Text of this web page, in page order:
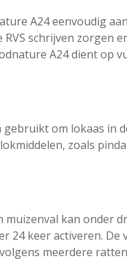
A24 eenvoudig
schrijven zorgen
A24 dient op
om lokaas in
zoals
kan onder
24 keer activeren.
meerdere